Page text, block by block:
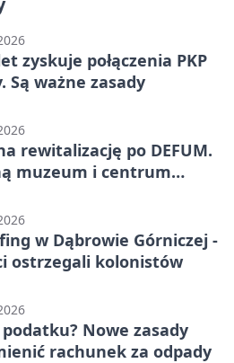
zyskuje połączenia PKP
Są ważne zasady
rewitalizację po DEFUM.
muzeum i centrum
w Dąbrowie Górniczej -
ostrzegali kolonistów
podatku? Nowe zasady
rachunek za odpady